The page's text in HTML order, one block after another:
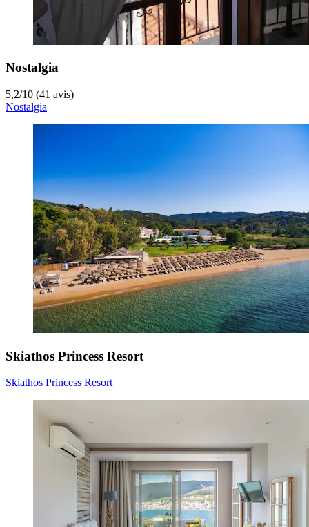
Nostalgia
5,2/10 (41 avis)
Nostalgia
Skiathos Princess Resort
Skiathos Princess Resort